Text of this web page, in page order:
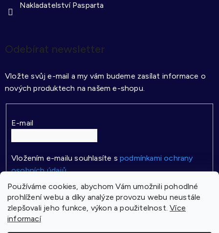
Používáme cookies, abychom Vám umožnili pohodlné
prohlížení webu a díky analýze provozu webu neustále
zlepšovali jeho funkce, výkon a použitelnost.Více
informací
Nakladatelství Pasparta
Odebírat newsletter
Vložte svůj e-mail a my vám budeme zasílat informace o
nových produktech na našem e-shopu.
E-mail
Vložením e-mailu souhlasíte s podmínkami ochrany
osobních údajů
PŘIHLÁSIT SE